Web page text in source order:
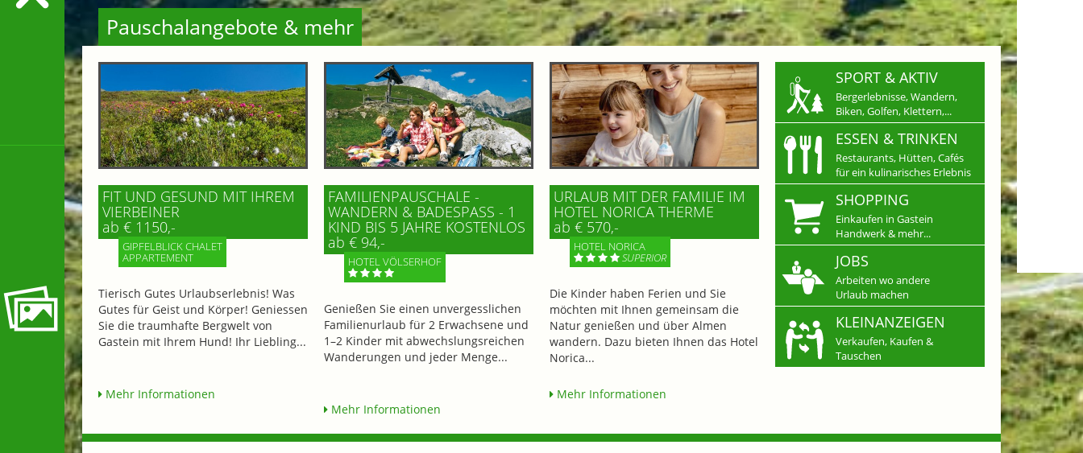
Pauschalangebote & mehr
FIT UND GESUND MIT IHREM
VIERBEINER
ab € 1150,-
GIPFELBLICK CHALET
APPARTEMENT
Tierisch Gutes Urlaubserlebnis! Was
Gutes für Geist und Körper! Geniessen
Sie die traumhafte Bergwelt von
Gastein mit Ihrem Hund! Ihr Liebling...
Mehr Informationen
FAMILIENPAUSCHALE -
WANDERN & BADESPASS - 1 K
IND BIS 5 JAHRE KOSTENLOS
ab € 94,-
HOTEL VÖLSERHOF
Genießen Sie einen unvergesslichen
Familienurlaub für 2 Erwachsene und
1–2 Kinder mit abwechslungsreichen
Wanderungen und jeder Menge...
Mehr Informationen
URLAUB MIT DER FAMILIE IM
HOTEL NORICA THERME
ab € 570,-
HOTEL NORICA
SUPERIOR
Die Kinder haben Ferien und Sie
möchten mit Ihnen gemeinsam die
Natur genießen und über Almen
wandern. Dazu bieten Ihnen das Hotel
Norica...
Mehr Informationen
SPORT & AKTIV
Bergerlebnisse, Wandern,
Biken, Golfen, Klettern,...
ESSEN & TRINKEN
Restaurants, Hütten, Cafés
für ein kulinarisches Erlebnis
SHOPPING
Einkaufen in Gastein
Handwerk & mehr...
JOBS
Arbeiten wo andere
Urlaub machen
KLEINANZEIGEN
Verkaufen, Kaufen &
Tauschen